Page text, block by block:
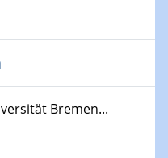
Bremen...